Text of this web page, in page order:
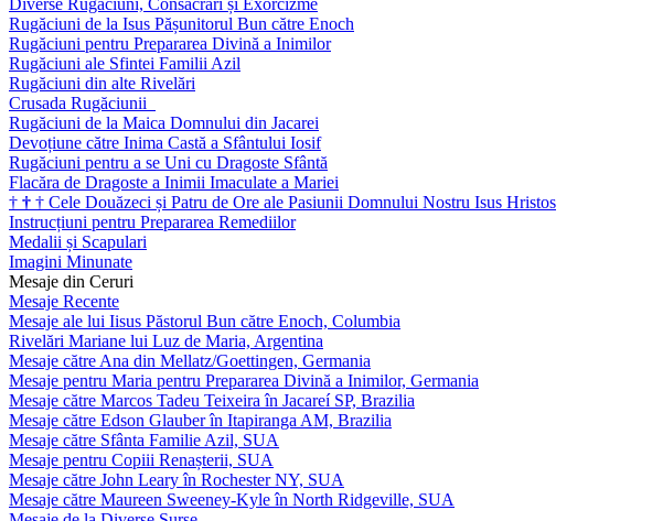
Rugăciuni de la Isus Pășunitorul Bun către Enoch
Rugăciuni pentru Prepararea Divină a Inimilor
Rugăciuni ale Sfintei Familii Azil
Rugăciuni din alte Rivelări
Crusada Rugăciunii
Rugăciuni de la Maica Domnului din Jacarei
Devoțiune către Inima Castă a Sfântului Iosif
Rugăciuni pentru a se Uni cu Dragoste Sfântă
Flacăra de Dragoste a Inimii Imaculate a Mariei
† † † Cele Douăzeci și Patru de Ore ale Pasiunii Domnului Nostru Isus Hristos
Instrucțiuni pentru Prepararea Remediilor
Medalii și Scapulari
Imagini Minunate
Mesaje din Ceruri
Mesaje Recente
Mesaje ale lui Iisus Păstorul Bun către Enoch, Columbia
Rivelări Mariane lui Luz de Maria, Argentina
Mesaje către Ana din Mellatz/Goettingen, Germania
Mesaje pentru Maria pentru Prepararea Divină a Inimilor, Germania
Mesaje către Marcos Tadeu Teixeira în Jacareí SP, Brazilia
Mesaje către Edson Glauber în Itapiranga AM, Brazilia
Mesaje către Sfânta Familie Azil, SUA
Mesaje pentru Copiii Renașterii, SUA
Mesaje către John Leary în Rochester NY, SUA
Mesaje către Maureen Sweeney-Kyle în North Ridgeville, SUA